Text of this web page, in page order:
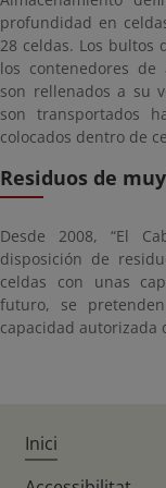
profundidad en
28 celdas. Los bultos
los contenedores de
son rellenados a su
son transportados
colocados dentro de
Residuos de
Desde 2008, “El
disposición de
celdas con unas
futuro, se
capacidad autorizada
Inici